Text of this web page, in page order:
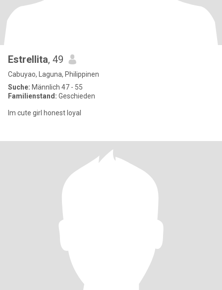
Estrellita, 49
Cabuyao, Laguna, Philippinen
Suche: Männlich 47 - 55
Familienstand: Geschieden
Im cute girl honest loyal